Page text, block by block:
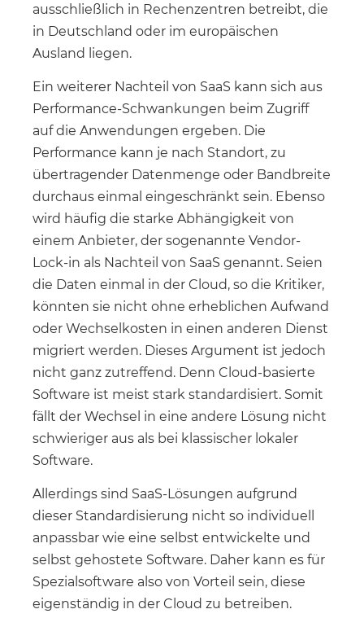
ausschließlich in Rechenzentren betreibt, die
in Deutschland oder im europäischen
Ausland liegen.
Ein weiterer Nachteil von SaaS kann sich aus
Performance-Schwankungen beim Zugriff
auf die Anwendungen ergeben. Die
Performance kann je nach Standort, zu
übertragender Datenmenge oder Bandbreite
durchaus einmal eingeschränkt sein. Ebenso
wird häufig die starke Abhängigkeit von
einem Anbieter, der sogenannte Vendor-
Lock-in als Nachteil von SaaS genannt. Seien
die Daten einmal in der Cloud, so die Kritiker,
könnten sie nicht ohne erheblichen Aufwand
oder Wechselkosten in einen anderen Dienst
migriert werden. Dieses Argument ist jedoch
nicht ganz zutreffend. Denn Cloud-basierte
Software ist meist stark standardisiert. Somit
fällt der Wechsel in eine andere Lösung nicht
schwieriger aus als bei klassischer lokaler
Software.
Allerdings sind SaaS-Lösungen aufgrund
dieser Standardisierung nicht so individuell
anpassbar wie eine selbst entwickelte und
selbst gehostete Software. Daher kann es für
Spezialsoftware also von Vorteil sein, diese
eigenständig in der Cloud zu betreiben.